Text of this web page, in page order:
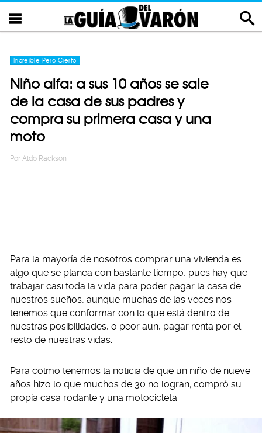
Increíble Pero Cierto
Niño alfa: a sus 10 años se sale
de la casa de sus padres y
compra su primera casa y una
moto
Por Aldo Rackson
Para la mayoría de nosotros comprar una vivienda es
algo que se planea con bastante tiempo, pues hay que
trabajar casi toda la vida para poder pagar la casa de
nuestros sueños, aunque muchas de las veces nos
tenemos que conformar con lo que está dentro de
nuestras posibilidades, o peor aún, pagar renta por el
resto de nuestras vidas.
Para colmo tenemos la noticia de que un niño de nueve
años hizo lo que muchos de 30 no logran; compró su
propia casa rodante y una motocicleta.